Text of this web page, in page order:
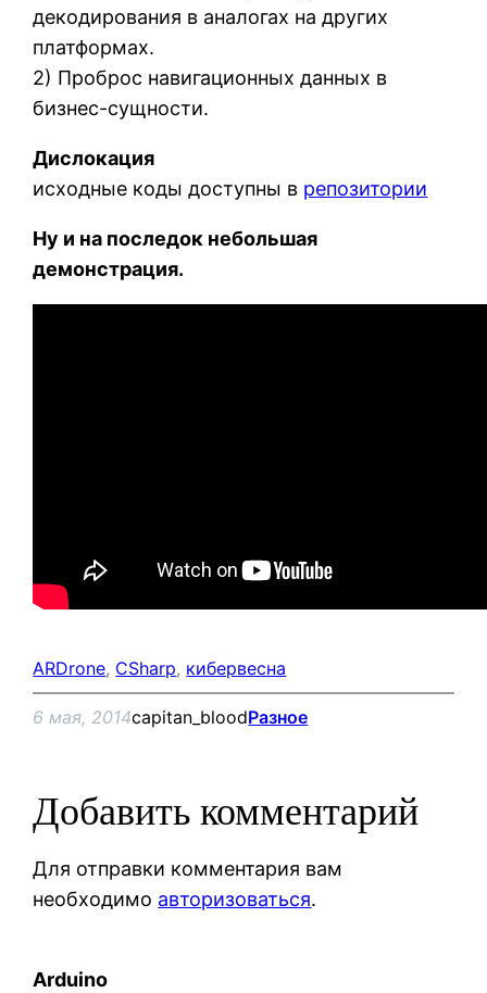
декодирования в аналогах на других
платформах.
2) Проброс навигационных данных в
бизнес-сущности.
Дислокация
исходные коды доступны в репозитории
Ну и на последок небольшая
демонстрация.
ARDrone, CSharp, кибервесна
6 мая, 2014capitan_bloodРазное
Добавить комментарий
Для отправки комментария вам
необходимо авторизоваться.
Arduino